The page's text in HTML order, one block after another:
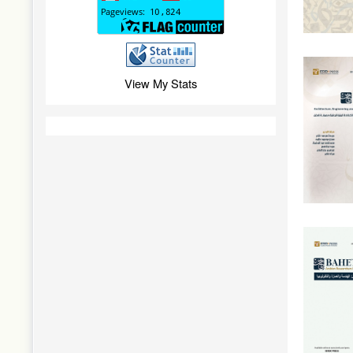
View My Stats